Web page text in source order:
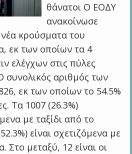
θάνατοι Ο ΕΟΔΥ
ανακοίνωσε
κρούσματα του
εκ των οποίων τα 4
ελέγχων στις πύλες
συνολικός αριθμός των
εκ των οποίων το 54.5%
Τα 1007 (26.3%)
με ταξίδι από το
είναι σχετιζόμενα με
μεταξύ, 12 είναι οι